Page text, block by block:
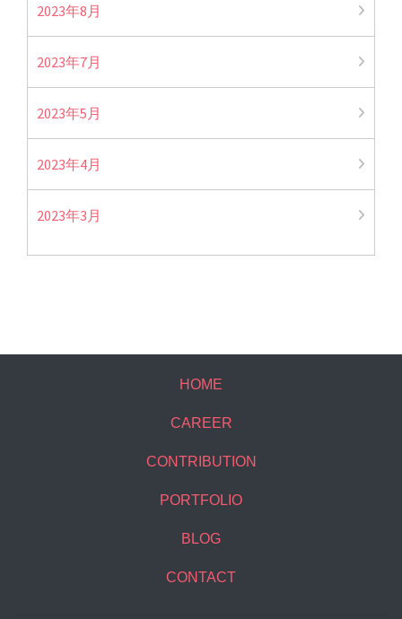
2023年8月
2023年7月
2023年5月
2023年4月
2023年3月
HOME
CAREER
CONTRIBUTION
PORTFOLIO
BLOG
CONTACT